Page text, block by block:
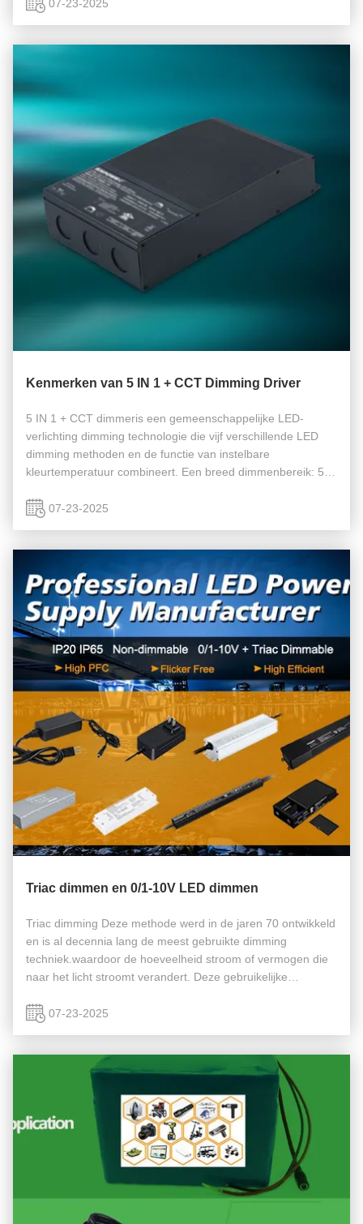
07-23-2025
Kenmerken van 5 IN 1 + CCT Dimming Driver
5 IN 1 + CCT dimmeris een gemeenschappelijke LED-
verlichting dimming technologie die vijf verschillende LED
dimming methoden en de functie van instelbare
kleurtemperatuur combineert. Een breed dimmenbereik: 5
aan helderheidsregeling bereiken, van ...
07-23-2025
Triac dimmen en 0/1-10V LED dimmen
Triac dimming Deze methode werd in de jaren 70 ontwikkeld
en is al decennia lang de meest gebruikte dimming
techniek.waardoor de hoeveelheid stroom of vermogen die
naar het licht stroomt verandert. Deze gebruikelijke
om de helderheid van het ...
07-23-2025